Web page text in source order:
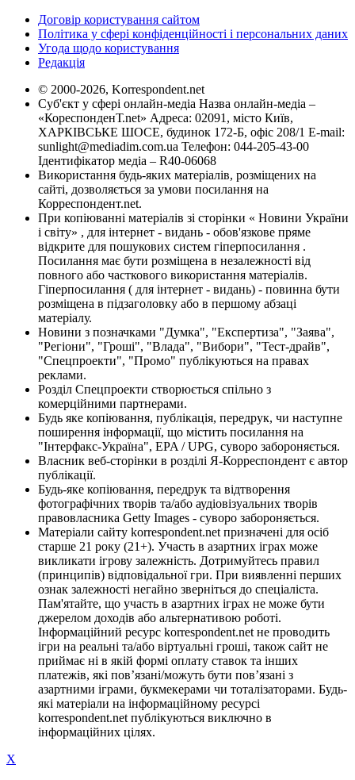
Договір користування сайтом
Політика у сфері конфіденційності і персональних даних
Угода щодо користування
Редакція
© 2000-2026, Korrespondent.net
Суб'єкт у сфері онлайн-медіа Назва онлайн-медіа –
«КореспонденТ.net» Адреса: 02091, місто Київ,
ХАРКІВСЬКЕ ШОСЕ, будинок 172-Б, офіс 208/1 E-mail:
sunlight@mediadim.com.ua Телефон: 044-205-43-00
Ідентифікатор медіа – R40-06068
Використання будь-яких матеріалів, розміщених на
сайті, дозволяється за умови посилання на
Корреспондент.net.
При копіюванні матеріалів зі сторінки « Новини України
і світу» , для інтернет - видань - обов'язкове пряме
відкрите для пошукових систем гіперпосилання .
Посилання має бути розміщена в незалежності від
повного або часткового використання матеріалів.
Гіперпосилання ( для інтернет - видань) - повинна бути
розміщена в підзаголовку або в першому абзаці
матеріалу.
Новини з позначками "Думка", "Експертиза", "Заява",
"Регіони", "Гроші", "Влада", "Вибори", "Тест-драйв",
"Спецпроекти", "Промо" публікуються на правах
реклами.
Розділ Спецпроекти створюється спільно з
комерційними партнерами.
Будь яке копіювання, публікація, передрук, чи наступне
поширення інформації, що містить посилання на
"Інтерфакс-Україна", EPA / UPG, суворо забороняється.
Власник веб-сторінки в розділі Я-Корреспондент є автор
публікації.
Будь-яке копіювання, передрук та відтворення
фотографічних творів та/або аудіовізуальних творів
правовласника Getty Images - суворо забороняється.
Матеріали сайту korrespondent.net призначені для осіб
старше 21 року (21+). Участь в азартних іграх може
викликати ігрову залежність. Дотримуйтесь правил
(принципів) відповідальної гри. При виявленні перших
ознак залежності негайно зверніться до спеціаліста.
Пам'ятайте, що участь в азартних іграх не може бути
джерелом доходів або альтернативою роботі.
Інформаційний ресурс korrespondent.net не проводить
ігри на реальні та/або віртуальні гроші, також сайт не
приймає ні в якій формі оплату ставок та інших
платежів, які пов’язані/можуть бути пов’язані з
азартними іграми, букмекерами чи тоталізаторами. Будь-
які матеріали на інформаційному ресурсі
korrespondent.net публікуються виключно в
інформаційних цілях.
X